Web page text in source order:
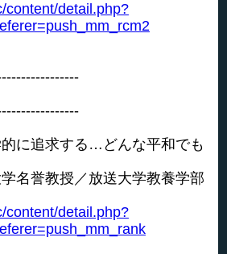
content/detail.php?
に追求する…どんな平和でも
名誉教授／放送大学教養学部
content/detail.php?